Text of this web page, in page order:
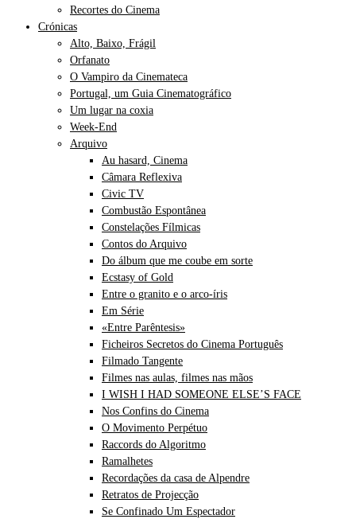
Recortes do Cinema
Crónicas
Alto, Baixo, Frágil
Orfanato
O Vampiro da Cinemateca
Portugal, um Guia Cinematográfico
Um lugar na coxia
Week-End
Arquivo
Au hasard, Cinema
Câmara Reflexiva
Civic TV
Combustão Espontânea
Constelações Fílmicas
Contos do Arquivo
Do álbum que me coube em sorte
Ecstasy of Gold
Entre o granito e o arco-íris
Em Série
«Entre Parêntesis»
Ficheiros Secretos do Cinema Português
Filmado Tangente
Filmes nas aulas, filmes nas mãos
I WISH I HAD SOMEONE ELSE’S FACE
Nos Confins do Cinema
O Movimento Perpétuo
Raccords do Algoritmo
Ramalhetes
Recordações da casa de Alpendre
Retratos de Projecção
Se Confinado Um Espectador